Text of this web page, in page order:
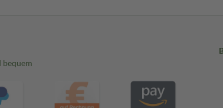
bequem